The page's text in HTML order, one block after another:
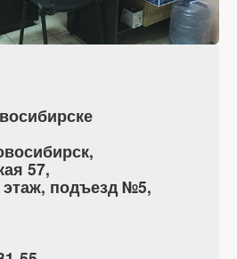
57,
подъезд №5,